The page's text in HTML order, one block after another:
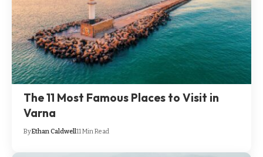
The 11 Most Famous Places to Visit in
Varna
ByEthan Caldwell11 Min Read